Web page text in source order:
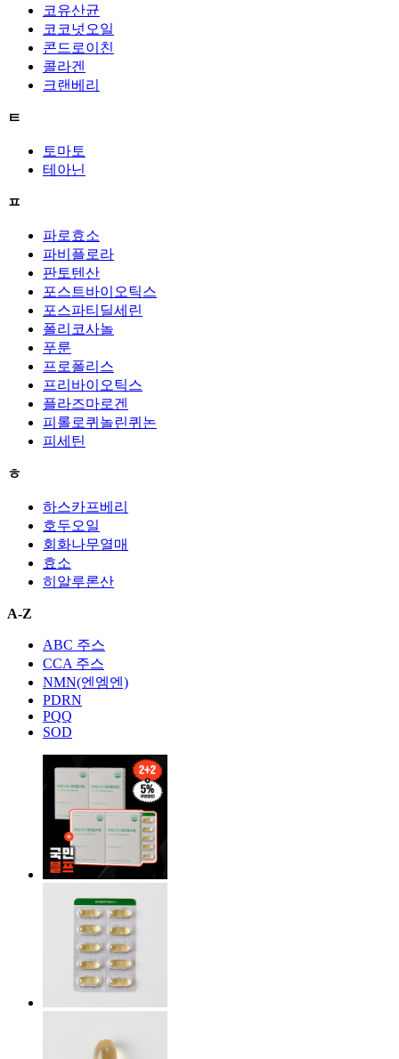
코유산균
코코넛오일
콘드로이친
콜라겐
크랜베리
ㅌ
토마토
테아닌
ㅍ
파로효소
파비플로라
판토텐산
포스트바이오틱스
포스파티딜세린
폴리코사놀
푸룬
프로폴리스
프리바이오틱스
플라즈마로겐
피롤로퀴놀린퀴논
피세틴
ㅎ
하스카프베리
호두오일
회화나무열매
효소
히알루론산
A-Z
ABC 주스
CCA 주스
NMN(엔엠엔)
PDRN
PQQ
SOD